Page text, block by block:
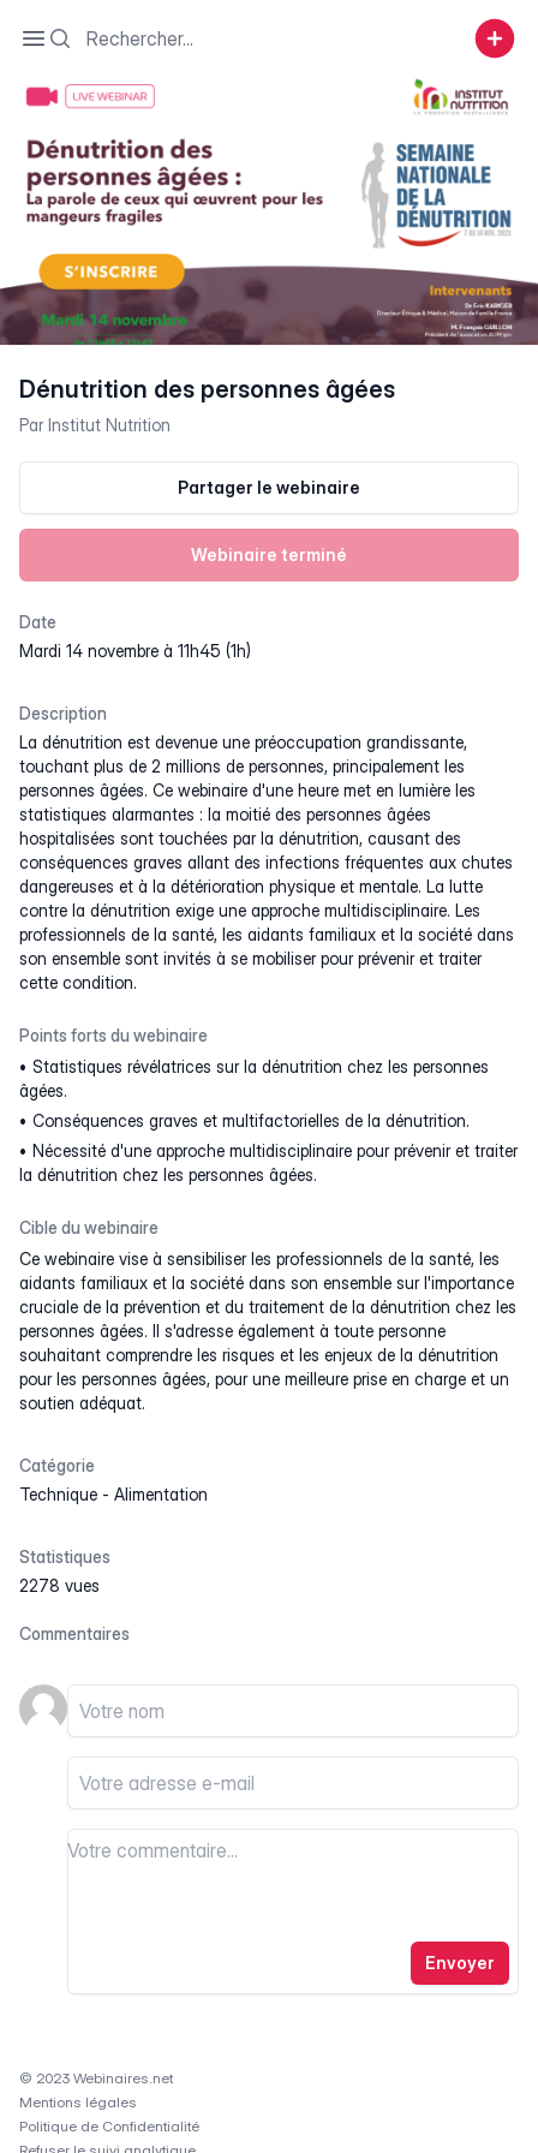
Open sidebar
Search
Dénutrition des personnes âgées
ParInstitut Nutrition
Partager le webinaire
Webinaire terminé
Date
mardi 14 novembre à 11h45 (1h)
Description
La dénutrition est devenue une préoccupation grandissante,
touchant plus de 2 millions de personnes, principalement les
personnes âgées. Ce webinaire d'une heure met en lumière les
statistiques alarmantes : la moitié des personnes âgées
hospitalisées sont touchées par la dénutrition, causant des
conséquences graves allant des infections fréquentes aux chutes
dangereuses et à la détérioration physique et mentale. La lutte
contre la dénutrition exige une approche multidisciplinaire. Les
professionnels de la santé, les aidants familiaux et la société dans
son ensemble sont invités à se mobiliser pour prévenir et traiter
cette condition.
Points forts du webinaire
Statistiques révélatrices sur la dénutrition chez les personnes
âgées.
Conséquences graves et multifactorielles de la dénutrition.
Nécessité d'une approche multidisciplinaire pour prévenir et traiter
la dénutrition chez les personnes âgées.
Cible du webinaire
Ce webinaire vise à sensibiliser les professionnels de la santé, les
aidants familiaux et la société dans son ensemble sur l'importance
cruciale de la prévention et du traitement de la dénutrition chez les
personnes âgées. Il s'adresse également à toute personne
souhaitant comprendre les risques et les enjeux de la dénutrition
pour les personnes âgées, pour une meilleure prise en charge et un
soutien adéquat.
Catégorie
Technique - Alimentation
Statistiques
2278 vues
Commentaires
Votre nom
Votre email
Votre commentaire
Votre commentaire
Envoyer
© 2023 Webinaires.net
Mentions légales
Politique de Confidentialité